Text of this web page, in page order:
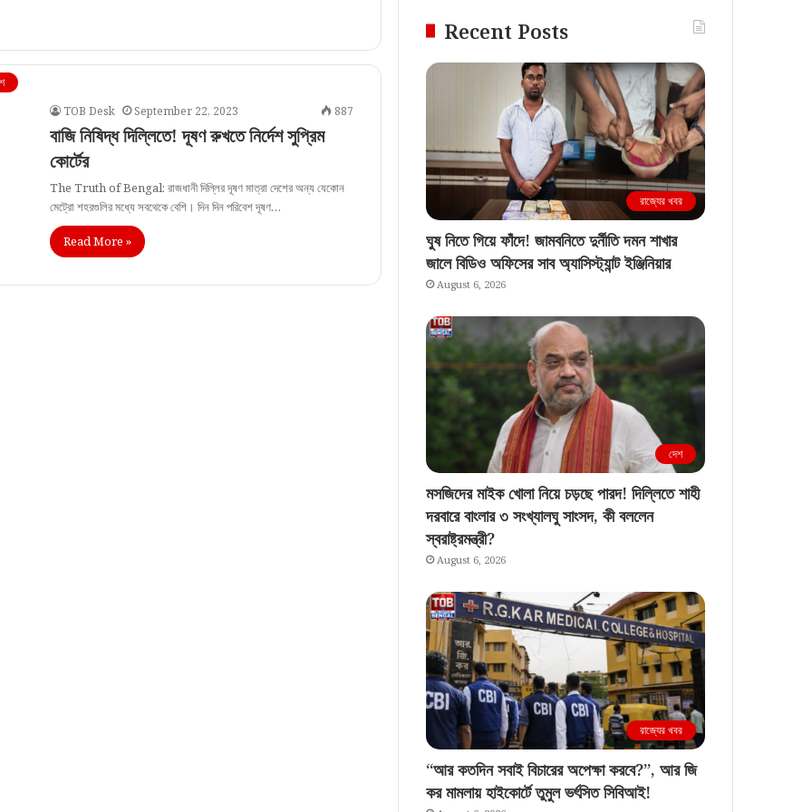
TOB Desk
September 22, 2023 887
বাজি নিষিদ্ধ দিল্লিতে! দূষণ রুখতে নির্দেশ সুপ্রিম
কোর্টের
The Truth of Bengal: রাজধানী দিল্লির দূষণ মাত্রা দেশের অন্য যেকোন
মেট্রো শহরগুলির মধ্যে সবথেকে বেশি। দিন দিন পরিবেশ দূষণ…
Read More »
Recent Posts
রাজ্যের খবর
ঘুষ নিতে গিয়ে ফাঁদে! জামবনিতে দুর্নীতি দমন শাখার
জালে বিডিও অফিসের সাব অ্যাসিস্ট্যান্ট ইঞ্জিনিয়ার
August 6, 2026
দেশ
মসজিদের মাইক খোলা নিয়ে চড়ছে পারদ! দিল্লিতে শাহী
দরবারে বাংলার ৩ সংখ্যালঘু সাংসদ, কী বললেন
স্বরাষ্ট্রমন্ত্রী?
August 6, 2026
রাজ্যের খবর
“আর কতদিন সবাই বিচারের অপেক্ষা করবে?”, আর জি
কর মামলায় হাইকোর্টে তুমুল ভর্ৎসিত সিবিআই!